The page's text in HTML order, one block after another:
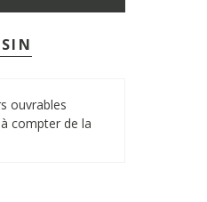
ouvrables
compter de la